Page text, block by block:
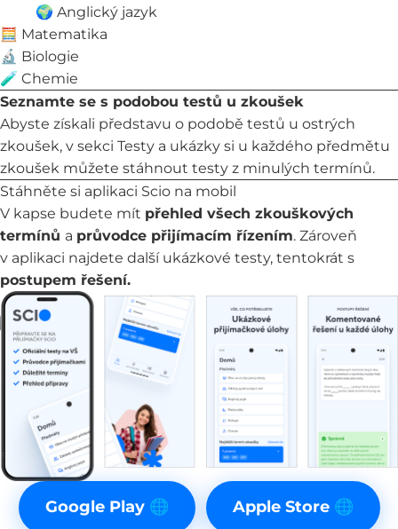
🌍 Anglický jazyk
🧮 Matematika
🔬 Biologie
🧪 Chemie
Seznamte se s podobou testů u zkoušek
Abyste získali představu o podobě testů u ostrých
zkoušek, v sekci Testy a ukázky si u každého předmětu
zkoušek můžete stáhnout testy z minulých termínů.
Stáhněte si aplikaci Scio na mobil
V kapse budete mít přehled všech zkouškových
termínů a průvodce přijímacím řízením. Zároveň
v aplikaci najdete další ukázkové testy, tentokrát s
postupem řešení.
Google Play 🌐 Apple Store 🌐